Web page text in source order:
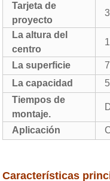
Tarjeta de
proyecto
La altura del
centro
La superficie
La capacidad
Tiempos de
montaje.
Aplicación
Características